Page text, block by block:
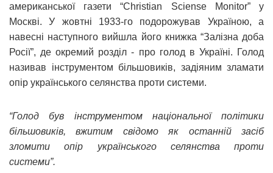
американської газети “Christian Sciense Monitor” у
Москві. У жовтні 1933-го подорожував Україною, а
навесні наступного вийшла його книжка “Залізна доба
Росії”, де окремий розділ - про голод в Україні. Голод
називав інструментом більшовиків, задіяним зламати
опір українського селянства проти системи.
“Голод був інструментом національної політики
більшовиків, вжитим свідомо як останній засіб
зломити опір українського селянства проти
системи”.